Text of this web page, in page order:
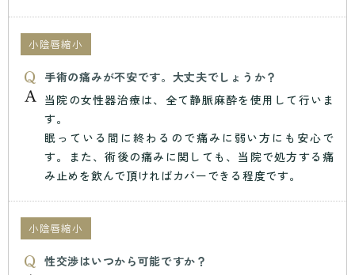
小陰唇縮小
手術の痛みが不安です。大丈夫でしょうか？
当院の女性器治療は、全て静脈麻酔を使用して行いま
す。
眠っている間に終わるので痛みに弱い方にも安心で
す。また、術後の痛みに関しても、当院で処方する痛
み止めを飲んで頂ければカバーできる程度です。
小陰唇縮小
性交渉はいつから可能ですか？